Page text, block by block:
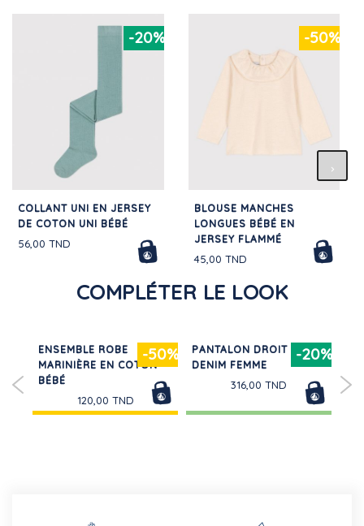
-20%
COLLANT UNI EN JERSEY
DE COTON UNI BÉBÉ
56,00 TND
-50%
BLOUSE MANCHES
LONGUES BÉBÉ EN
JERSEY FLAMMÉ
45,00 TND
COMPLÉTER LE LOOK
-50%
ENSEMBLE ROBE
MARINIÈRE EN COTON
BÉBÉ
120,00 TND
-20%
PANTALON DROIT EN
DENIM FEMME
316,00 TND